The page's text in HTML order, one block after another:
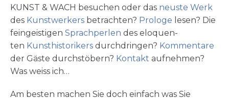
KUNST & WACH besu­chen oder das neu­ste Werk
des Kunst­wer­kers betrach­ten? Pro­lo­ge lesen? Die
fein­gei­sti­gen Sprach­per­len des elo­quen­
ten Kunsthistori­­kers durch­drin­gen? Kom­men­ta­re
der Gäste durch­stö­bern? Kon­takt auf­neh­men?
Was weiss ich…
Am besten machen Sie doch ein­fach was Sie